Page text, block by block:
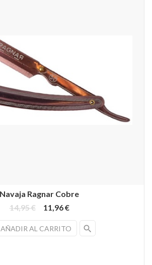
Navaja Ragnar Cobre
14,95 €
11,96 €
AÑADIR AL CARRITO search